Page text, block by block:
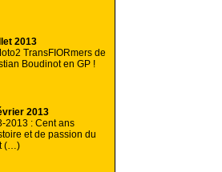
2013
TransFIORmers de
Boudinot en GP !
2013
2013 : Cent ans
et de passion du
(…)